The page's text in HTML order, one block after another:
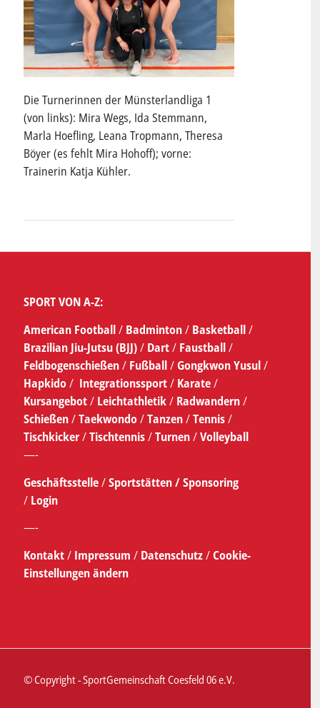
Die Turnerinnen der Münsterlandliga 1
(von links): Mira Wegs, Ida Stemmann,
Marla Hoefling, Leana Tropmann, Theresa
Böyer (es fehlt Mira Hohoff); vorne:
Trainerin Katja Kühler.
SPORT VON A-Z:
American Football/ Badminton/ Basketball/
Brazilian Jiu-Jutsu (BJJ)/ Dart/ Faustball/
Feldbogenschießen/ Fußball/Gongkwon Yusul/
Hapkido/ Integrationssport/ Karate/
Kursangebot/Leichtathletik/ Radwandern/
Schießen/Taekwondo/Tanzen/Tennis/
Tischkicker/Tischtennis/Turnen/Volleyball
—-
Geschäftsstelle/Sportstätten /Sponsoring
/ Login
—-
Kontakt/ Impressum / Datenschutz/Cookie-
Einstellungen ändern
© Copyright - SportGemeinschaft Coesfeld 06 e.V.